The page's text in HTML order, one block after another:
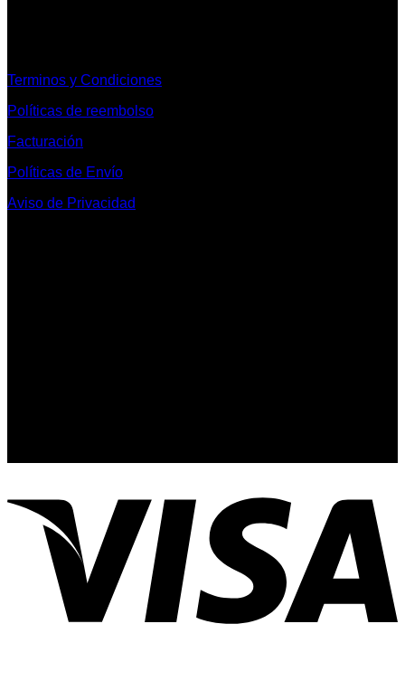
Terminos y Condiciones
Políticas de reembolso
Facturación
Políticas de Envío
Aviso de Privacidad